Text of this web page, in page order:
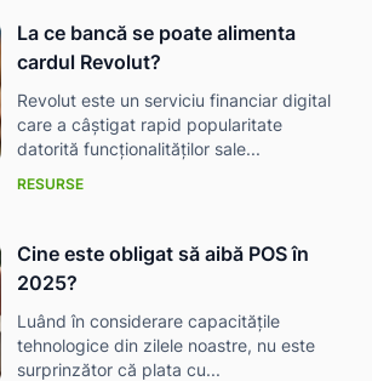
La ce bancă se poate alimenta
cardul Revolut?
Revolut este un serviciu financiar digital
care a câștigat rapid popularitate
datorită funcționalităților sale...
RESURSE
Cine este obligat să aibă POS în
2025?
Luând în considerare capacitățile
tehnologice din zilele noastre, nu este
surprinzător că plata cu...